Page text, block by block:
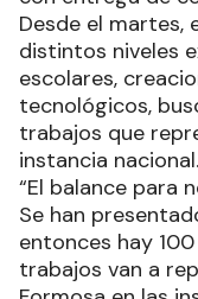
Desde el martes,
distintos niveles
escolares,
tecnológicos,
trabajos que
instancia nacional.
“El balance para
Se han
entonces hay
trabajos van a